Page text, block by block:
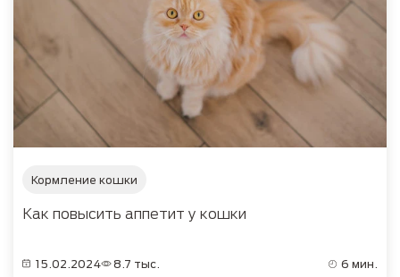
Кормление кошки
Как повысить аппетит у кошки
15.02.2024 8.7 тыс. 6 мин.